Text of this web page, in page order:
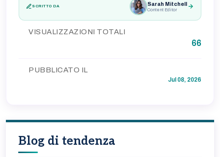
SCRITTO DA Sarah Mitchell
Content Editor
VISUALIZZAZIONI TOTALI
66
PUBBLICATO IL
Jul 08, 2026
Blog di tendenza